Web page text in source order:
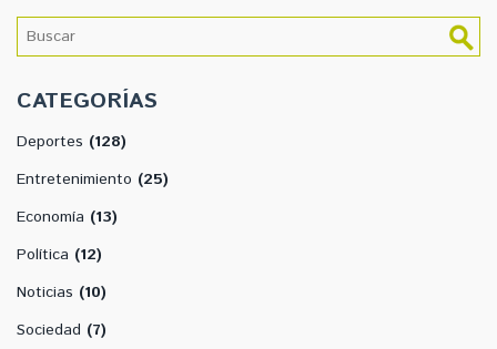
represalias comerciales.
CATEGORÍAS
Deportes (128)
Entretenimiento (25)
Economía (13)
Política (12)
Noticias (10)
Sociedad (7)